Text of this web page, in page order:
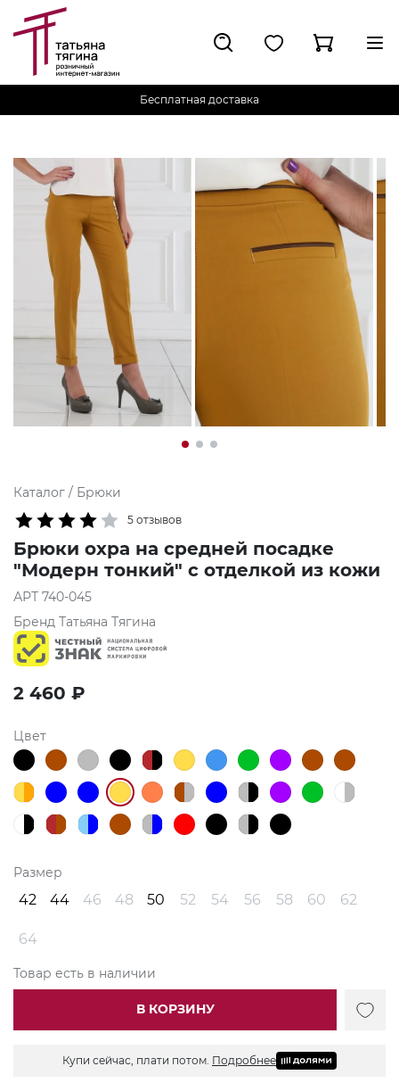
Бесплатная доставка
Каталог / Брюки
5 отзывов
Брюки охра на средней посадке
"Модерн тонкий" с отделкой из кожи
АРТ 740-045
Бренд Татьяна Тягина
2 460 ₽
Цвет
Размер
42 44 46 48 50 52 54 56 58 60 62
64
Товар есть в наличии
В КОРЗИНУ
Купи сейчас, плати потом. Подробнее